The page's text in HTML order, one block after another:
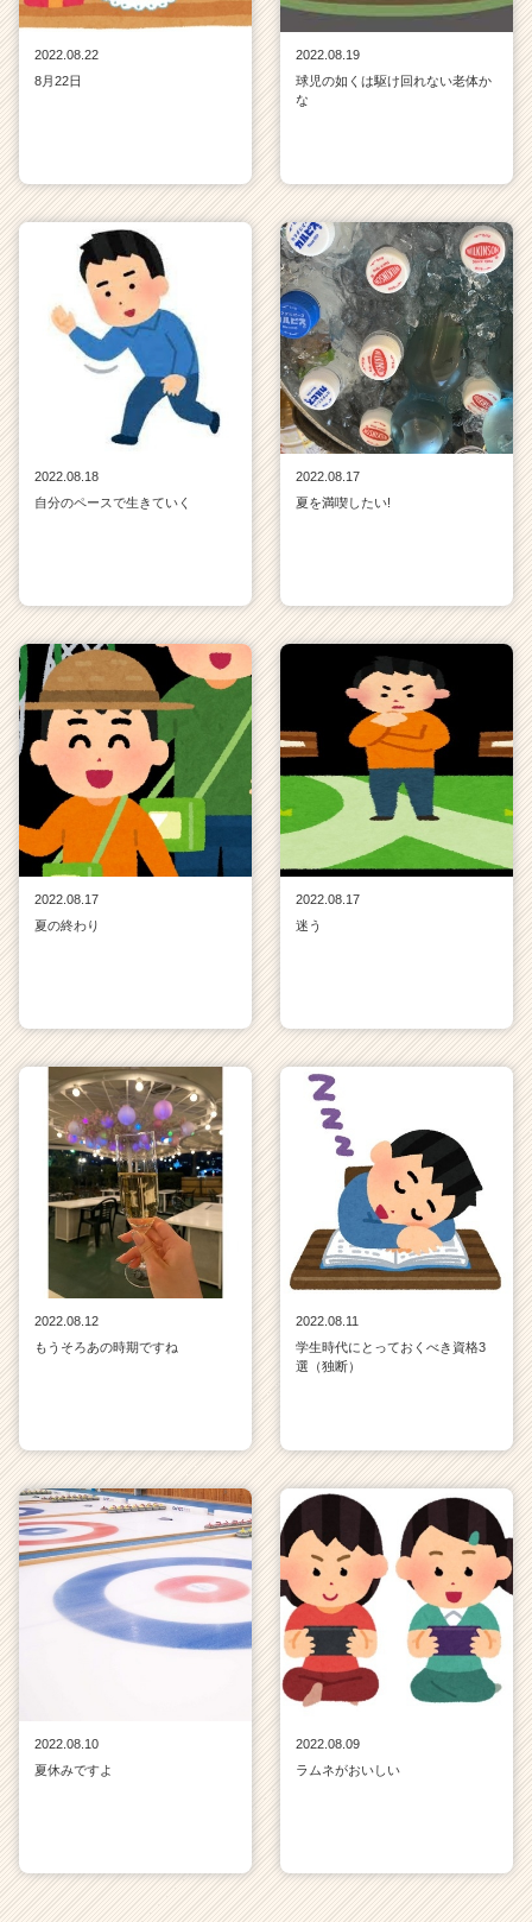
2022.08.22
8月22日
2022.08.19
球児の如くは駆け回れない老体か
な
2022.08.18
自分のペースで生きていく
2022.08.17
夏を満喫したい!
2022.08.17
夏の終わり
2022.08.17
迷う
2022.08.12
もうそろあの時期ですね
2022.08.11
学生時代にとっておくべき資格3
選（独断）
2022.08.10
夏休みですよ
2022.08.09
ラムネがおいしい